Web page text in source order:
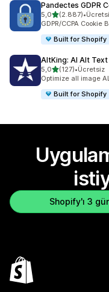
Pandectes GDPR
5,05 yıldız üzerinden
(2.887)
toplam 2887 •
GDPR/CCPA
Built for Shopify
AltKing: AI Alt Text
5,05 yıldız üzerinden
(127)
toplam 127•Ücretsiz
Optimize all image
Built for Shopify
Shopify'ı 3